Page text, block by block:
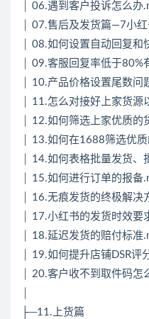
│ 06.遇到客户投诉怎么办
│ 07.售后及发货篇—7小
│ 08.如何设置自动回复和
│ 09.客服回复率低于80%
│ 10.产品价格设置尾数问
│ 11.怎么对接好上家货
│ 12.如何筛选上家优质的
│ 13.如何在1688筛选优
│ 14.如何表格批量发货、
│ 15.如何进行订单的报备
│ 16.无痕发货的终极解决
│ 17.小红书的发货时效要
│ 18.延迟发货的赔付标准
│ 19.如何提升店铺DSR评
│ 20.客户收不到取件码怎
├─11.上货篇